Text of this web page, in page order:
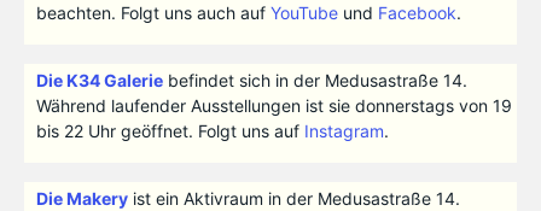
beachten. Folgt uns auch auf YouTubeund Facebook.
Die K34 Galeriebefindet sich in der Medusastraße 14.
Während laufender Ausstellungen ist sie donnerstags von 19
bis 22 Uhr geöffnet. Folgt uns auf Instagram.
Die Makeryist ein Aktivraum in der Medusastraße 14.